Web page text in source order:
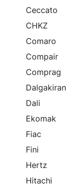
Ceccato
CHKZ
Comaro
Compair
Comprag
Dalgakiran
Dali
Ekomak
Fiac
Fini
Hertz
Hitachi